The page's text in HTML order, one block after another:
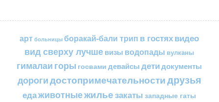
арт больницы боракай-бали трип в гостяхвидео
вид сверху лучшевизы водопады вулканы
гималаи горы госвами девайсы детидокументы
дорогидостопримечательностидрузья
едаживотныежильезакаты западные гаты